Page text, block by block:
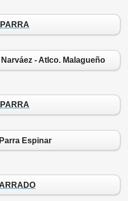
PARRA
- Atlco. Malagueño
PARRA
Espinar